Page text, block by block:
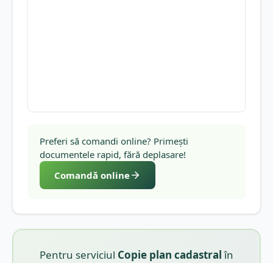
Preferi să comandi online? Primești
documentele rapid, fără deplasare!
Comandă online
Pentru serviciul Copie plan cadastralîn